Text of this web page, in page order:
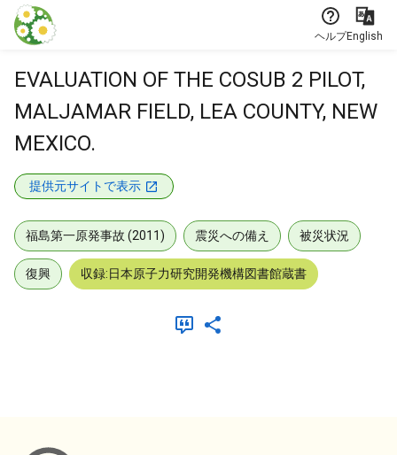
本文に飛ぶ
ヘルプEnglish
EVALUATION OF THE COSUB 2 PILOT,
MALJAMAR FIELD, LEA COUNTY, NEW
MEXICO.
提供元サイトで表示
福島第一原発事故 (2011) 震災への備え 被災状況
復興 収録:日本原子力研究開発機構図書館蔵書